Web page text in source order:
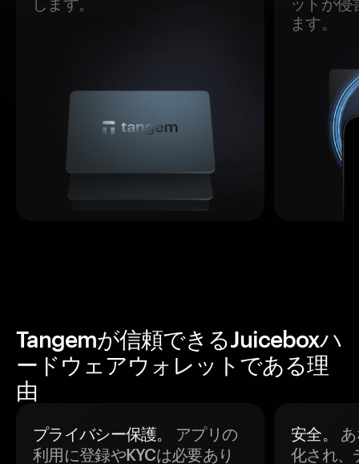
ます。
Tangemが信頼できるJuiceboxハ
ードウェアウォレットである理
由
プライバシー保護。
アプリの
利用に登録やKYCは必要あり
安全。
化され、